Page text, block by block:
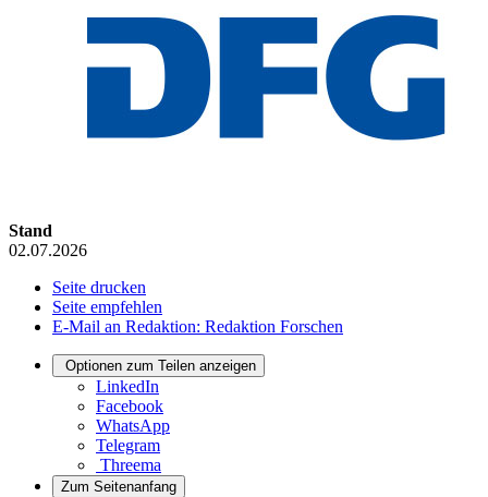
Stand
02.07.2026
Seite drucken
Seite empfehlen
E-Mail an Redaktion: Redaktion Forschen
Optionen zum Teilen anzeigen
LinkedIn
Facebook
WhatsApp
Telegram
Threema
Zum Seitenanfang